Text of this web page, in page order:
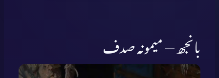
بانجھ — میمونہ صدف